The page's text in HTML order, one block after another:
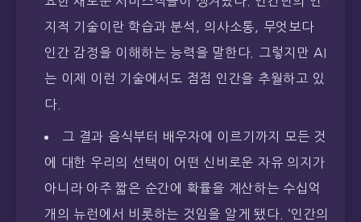
지적 기술이란 학습과 분석, 의사소통, 무엇보다
인간 감정을 이해하는 능력을 말한다. 그렇지만 AI
는 이제 이런 기술에서도 점점 인간을 추월하고 있
다.
그 결과 음식부터 배우자에 이르기까지 모든 것
에 대한 우리의 선택이 어떤 신비로운 자유 의지가
아니라 아주 짧은 순간에 확률을 계산하는 수십억
개의 뉴런에서 비롯하는 것임을 알게 됐다. ‘인간의